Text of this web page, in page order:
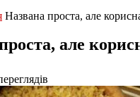
Названа проста, але
але